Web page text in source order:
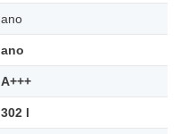
ano
ano
A+++
302 l